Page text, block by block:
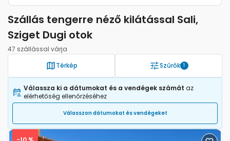
Szállás tengerre néző kilátással Sali,
Sziget Dugi otok
47 szállással várja
Térkép
Szűrők 1
Válassza ki a dátumokat és a vendégek számát az
elérhetőség ellenőrzéséhez
Válasszon dátumokat és vendégeket